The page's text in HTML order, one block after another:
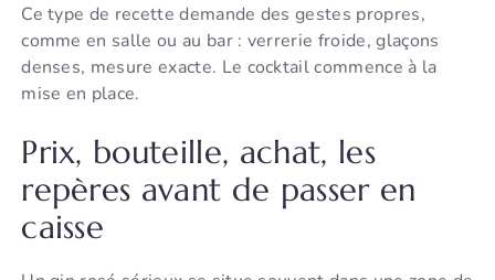
Ce type de recette demande des gestes propres,
comme en salle ou au bar : verrerie froide, glaçons
denses, mesure exacte. Le cocktail commence à la
mise en place.
Prix, bouteille, achat, les
repères avant de passer en
caisse